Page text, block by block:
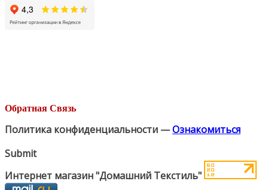
Обратная Связь
Политика конфиденциальности —Ознакомиться
Submit
Интернет магазин "Домашний Текстиль"